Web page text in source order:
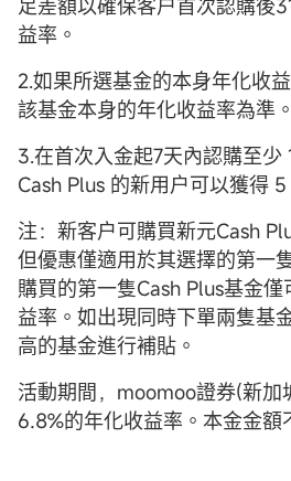
足差額以確保客户首次認購後
益率。
2.如果所選基金的本身年化收
該基金本身的年化收益率為準。
3.在首次入金起7天內認購至
Cash Plus 的新用户可以獲得 5
注：新客户可購買新元Cash
但優惠僅適用於其選擇的第一
購買的第一隻Cash Plus基金
益率。如出現同時下單兩隻基
高的基金進行補貼。
活動期間，moomoo證券(新加
6.8%的年化收益率。本金金額